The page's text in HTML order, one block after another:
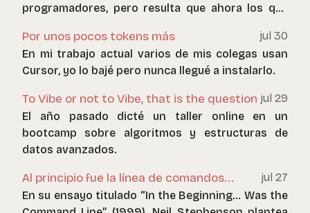
programadores, pero resulta que ahora los que
profesionales.
Por unos pocos tokens más
jul 30
En mi trabajo actual varios de mis colegas usan
Cursor, yo lo bajé pero nunca llegué a instalarlo.
To Vibe or not to Vibe, that is the question jul 29
El año pasado dicté un taller online en un
bootcamp sobre algoritmos y estructuras de
datos avanzados.
Al principio fue la línea de comandos...
jul 27
En su ensayo titulado “In the Beginning… Was the